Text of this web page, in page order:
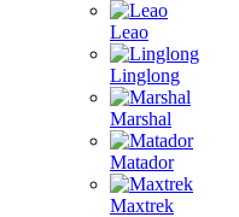
Leao
Linglong
Marshal
Matador
Maxtrek